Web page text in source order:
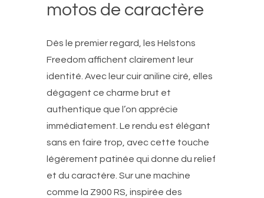
motos de caractère
Dès le premier regard, les Helstons
Freedom affichent clairement leur
identité. Avec leur cuir aniline ciré, elles
dégagent ce charme brut et
authentique que l’on apprécie
immédiatement. Le rendu est élégant
sans en faire trop, avec cette touche
légèrement patinée qui donne du relief
et du caractère. Sur une machine
comme la Z900 RS, inspirée des